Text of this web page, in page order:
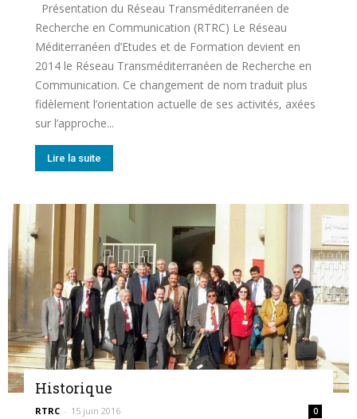
RECHERCHE
en
Présentation du Réseau Transméditerranéen de
Recherche en Communication (RTRC) Le Réseau
Méditerranéen d’Etudes et de Formation devient en
2014 le Réseau Transméditerranéen de Recherche en
Communication. Ce changement de nom traduit plus
fidèlement l’orientation actuelle de ses activités, axées
sur l’approche...
Lire la suite
Historique
RTRC - 15 juin 2016 0